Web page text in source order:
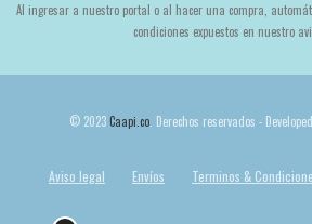
Al ingresar a nuestro portal o al hacer una compra,
condiciones expuestos en nuestro
© 2023Caapi.co. Derechos reservados -
Aviso legal Envíos Terminos &